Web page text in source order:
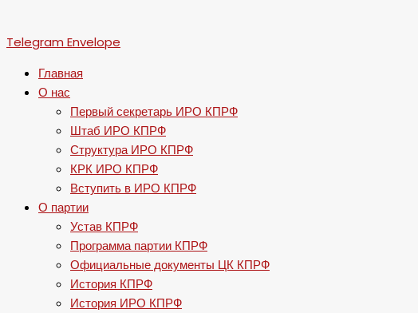
Telegram Envelope
Главная
О нас
Первый секретарь ИРО КПРФ
Штаб ИРО КПРФ
Структура ИРО КПРФ
КРК ИРО КПРФ
Вступить в ИРО КПРФ
О партии
Устав КПРФ
Программа партии КПРФ
Официальные документы ЦК КПРФ
История КПРФ
История ИРО КПРФ